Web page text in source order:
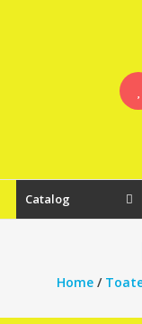
Catalog
Home/